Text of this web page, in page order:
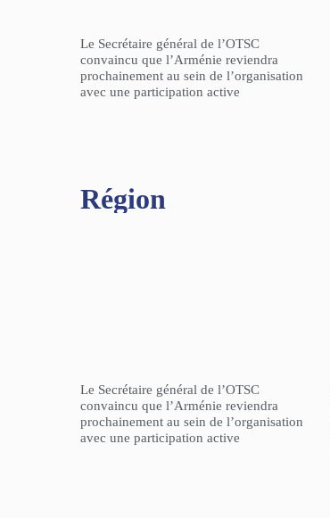
Le Secrétaire général de l’OTSC
convaincu que l’Arménie reviendra
prochainement au sein de l’organisation
avec une participation active
Région​
Le Secrétaire général de l’OTSC
convaincu que l’Arménie reviendra
prochainement au sein de l’organisation
avec une participation active